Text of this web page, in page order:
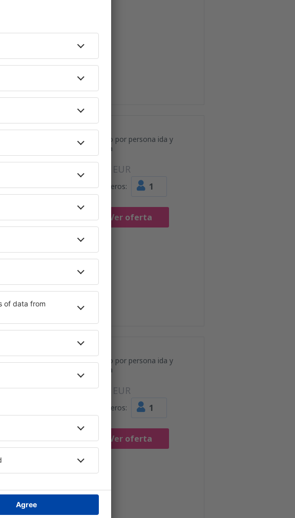
Precio por persona ida y
vuelta
82 EUR
Pasajeros: 1
Ver oferta
Precio por persona ida y
vuelta
84 EUR
Pasajeros: 1
Ver oferta